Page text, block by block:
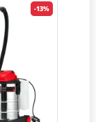
-13%